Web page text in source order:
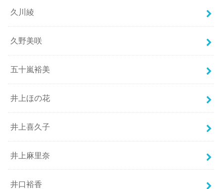
久川綾
久野美咲
五十嵐裕美
井上ほの花
井上喜久子
井上麻里奈
井口裕香